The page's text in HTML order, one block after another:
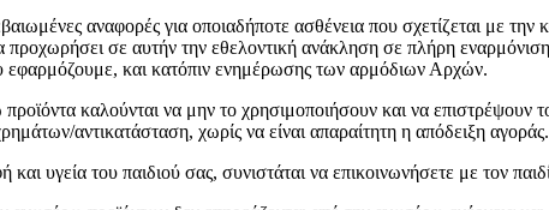
αναφορές για οποιαδήποτε ασθένεια που σχετίζεται με
σε αυτήν την εθελοντική ανάκληση σε πλήρη
εφαρμόζουμε, και κατόπιν ενημέρωσης των αρμόδιων Αρχών.
καλούνται να μην το χρησιμοποιήσουν και να επιστρέψουν
αντικατάσταση, χωρίς να είναι απαραίτητη η απόδειξη αγοράς.
και υγεία του παιδιού σας, συνιστάται να επικοινωνήσετε με τον